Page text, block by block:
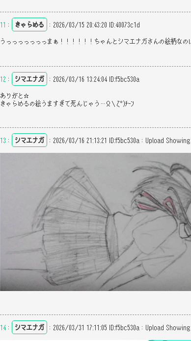
11 ： きゃらめる ： 2026/03/15 20:43:20 ID:40073c1d
うっっっっっっっまぁ！！！！！！ちゃんとシマエナガさんの絵柄な
12 ： シマエナガ ： 2026/03/16 13:24:04 ID:f5bc530a
ありがと☆
きゃらめるの絵うますぎて死んじゃう…Ω＼ζ°)ﾁｰﾝ
13 ： シマエナガ ： 2026/03/16 21:13:21 ID:f5bc530a ： Upload
14 ： シマエナガ ： 2026/03/31 17:11:05 ID:f5bc530a ： Upload